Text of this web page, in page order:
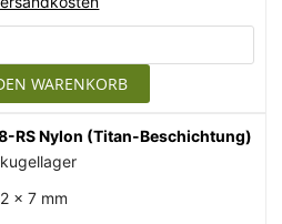
WARENKORB
RS Nylon (Titan-Beschichtung)
x 7 mm